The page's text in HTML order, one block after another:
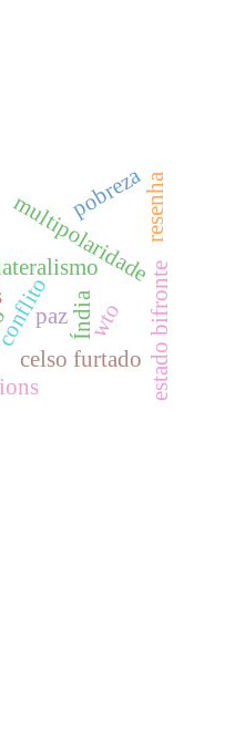
multipolaridade
paz estado bifronte
Índia
pobreza
celso furtado
resenha
wto